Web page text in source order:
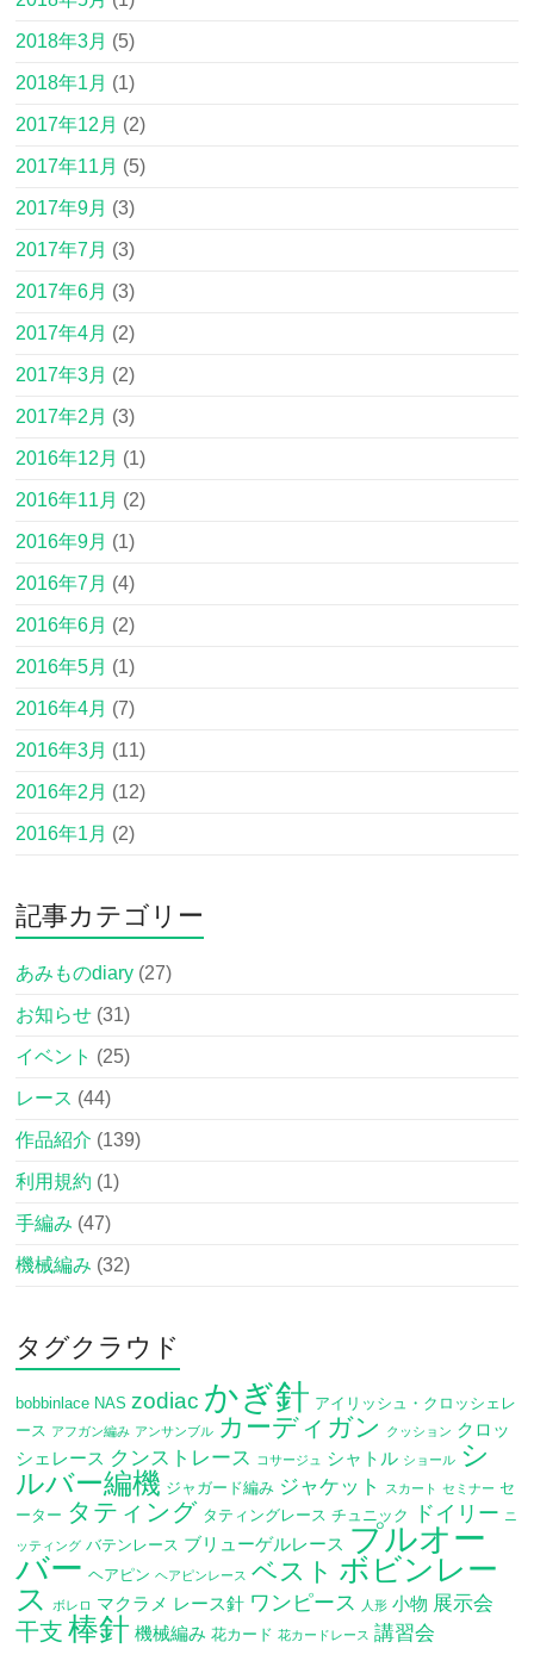
2018年3月 (5)
2018年1月 (1)
2017年12月 (2)
2017年11月 (5)
2017年9月 (3)
2017年7月 (3)
2017年6月 (3)
2017年4月 (2)
2017年3月 (2)
2017年2月 (3)
2016年12月 (1)
2016年11月 (2)
2016年9月 (1)
2016年7月 (4)
2016年6月 (2)
2016年5月 (1)
2016年4月 (7)
2016年3月 (11)
2016年2月 (12)
2016年1月 (2)
記事カテゴリー
あみものdiary (27)
お知らせ (31)
イベント (25)
レース (44)
作品紹介 (139)
利用規約 (1)
手編み (47)
機械編み (32)
タグクラウド
bobbinlace NAS zodiac かぎ針 アイリッシュ・クロッシェレ
ース アフガン編み アンサンブル カーディガン クッション クロッ
シェレース クンストレース コサージュ シャトル ショール シ
ルバー編機 ジャガード編み ジャケット スカート セミナー セ
ーター タティング タティングレース チュニック ドイリー ニ
ッティング バテンレース ブリューゲルレース プルオー
バー ヘアピン ヘアピンレース ベスト ボビンレー
ス
ボレロ マクラメ レース針 ワンピース 人形 小物 展示会
干支 棒針 機械編み 花カード 花カードレース 講習会